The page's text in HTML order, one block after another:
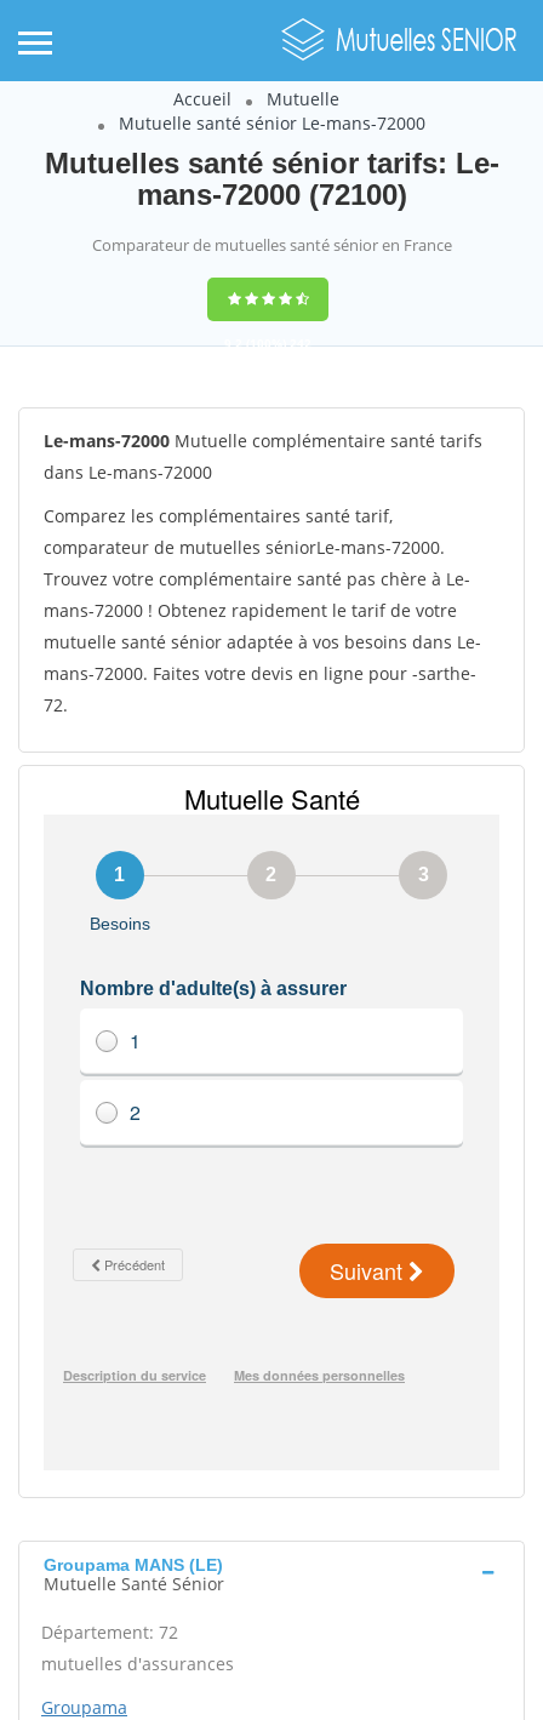
Accueil
Mutuelle
Mutuelle santé sénior Le-mans-72000
Mutuelles santé sénior tarifs: Le-
mans-72000 (72100)
Comparateur de mutuelles santé sénior en France
9,2(100%)242
Le-mans-72000 Mutuelle complémentaire santé tarifs
dans Le-mans-72000
Comparez les complémentaires santé tarif,
comparateur de mutuelles séniorLe-mans-72000.
Trouvez votre complémentaire santé pas chère à Le-
mans-72000 ! Obtenez rapidement le tarif de votre
mutuelle santé sénior adaptée à vos besoins dans Le-
mans-72000. Faites votre devis en ligne pour -sarthe-
72.
Groupama MANS (LE)
Mutuelle Santé Sénior
Département: 72
mutuelles d'assurances
Groupama